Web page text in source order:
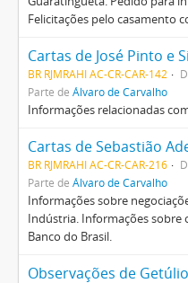
Felicitações pelo casamento
BR RJMRAHI AC-CR-CAR-142
Parte de Álvaro de Carvalho
Informações relacionadas
BR RJMRAHI AC-CR-CAR-216
Parte de Álvaro de Carvalho
Informações sobre
Indústria. Informações sobre
Banco do Brasil.